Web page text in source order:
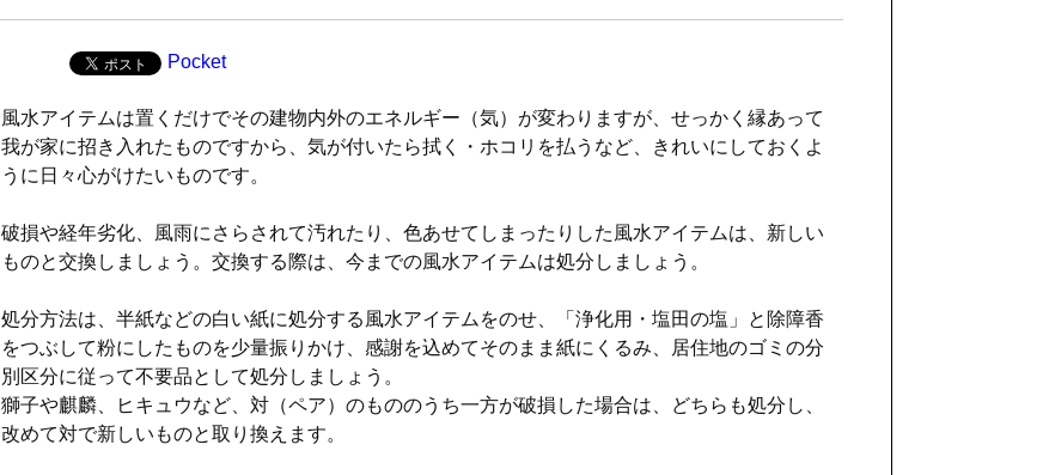
Pocket
風水アイテムは置くだけでその建物内外のエネルギー（気）が変わりますが、せっかく縁あって
我が家に招き入れたものですから、気が付いたら拭く・ホコリを払うなど、きれいにしておくよ
うに日々心がけたいものです。
破損や経年劣化、風雨にさらされて汚れたり、色あせてしまったりした風水アイテムは、新しい
ものと交換しましょう。交換する際は、今までの風水アイテムは処分しましょう。
処分方法は、半紙などの白い紙に処分する風水アイテムをのせ、「浄化用・塩田の塩」と除障香
をつぶして粉にしたものを少量振りかけ、感謝を込めてそのまま紙にくるみ、居住地のゴミの分
別区分に従って不要品として処分しましょう。
獅子や麒麟、ヒキュウなど、対（ペア）のもののうち一方が破損した場合は、どちらも処分し、
改めて対で新しいものと取り換えます。